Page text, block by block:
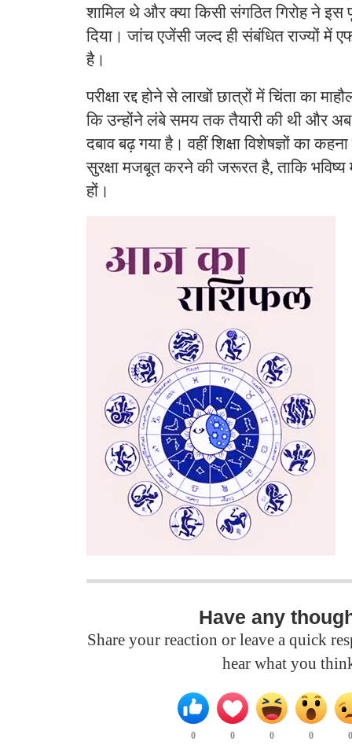
शामिल थे और क्या किसी संगठित गिरोह ने इस
दिया। जांच एजेंसी जल्द ही संबंधित राज्यों
है।
परीक्षा रद्द होने से लाखों छात्रों में चिंता का
कि उन्होंने लंबे समय तक तैयारी की थी और अब
दबाव बढ़ गया है। वहीं शिक्षा विशेषज्ञों का कहना
सुरक्षा मजबूत करने की जरूरत है, ताकि भविष्य
हों।
Have any
Share your reaction or leave a quick
hear what you
0 0 0 0